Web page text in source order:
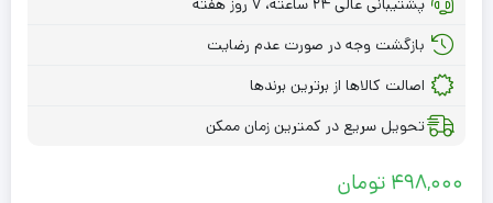
پشتیبانی عالی ۲۴ ساعته، ۷ روز هفته
بازگشت وجه در صورت عدم رضایت
اصالت کالاها از برترین برندها
تحویل سریع در کمترین زمان ممکن
498,000 تومان